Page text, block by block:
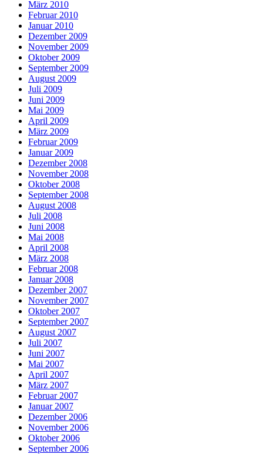
März 2010
Februar 2010
Januar 2010
Dezember 2009
November 2009
Oktober 2009
September 2009
August 2009
Juli 2009
Juni 2009
Mai 2009
April 2009
März 2009
Februar 2009
Januar 2009
Dezember 2008
November 2008
Oktober 2008
September 2008
August 2008
Juli 2008
Juni 2008
Mai 2008
April 2008
März 2008
Februar 2008
Januar 2008
Dezember 2007
November 2007
Oktober 2007
September 2007
August 2007
Juli 2007
Juni 2007
Mai 2007
April 2007
März 2007
Februar 2007
Januar 2007
Dezember 2006
November 2006
Oktober 2006
September 2006